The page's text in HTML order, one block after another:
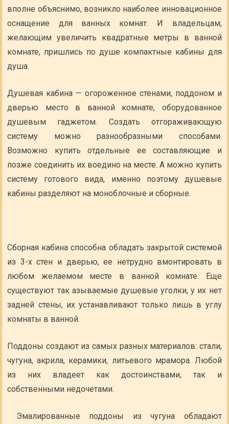
вполне объяснимо, возникло наиболее инновационное
оснащение для ванных комнат. И владельцам,
желающим увеличить квадратные метры в ванной
комнате, пришлись по душе компактные кабины для
душа.
Душевая кабина — огороженное стенами, поддоном и
дверью место в ванной комнате, оборудованное
душевым гаджетом. Создать отгораживающую
систему можно разнообразными способами.
Возможно купить отдельные ее составляющие и
позже соединить их воедино на месте. А можно купить
систему готового вида, именно поэтому душевые
кабины разделяют на моноблочные и сборные.
Сборная кабина способна обладать закрытой системой
из 3-х стен и дверью, ее нетрудно вмонтировать в
любом желаемом месте в ванной комнате. Еще
существуют так азываемые душевые уголки, у их нет
задней стены, их устанавливают только лишь в углу
комнаты в ванной.
Поддоны создают из самых разных материалов: стали,
чугуна, акрила, керамики, литьевого мрамора. Любой
из них владеет как достоинствами, так и
собственными недочетами.
Эмалированные поддоны из чугуна обладают